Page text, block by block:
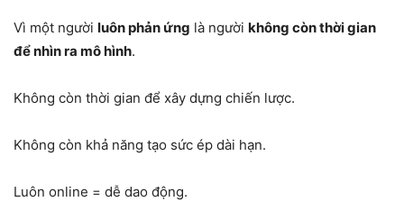
Vì một người luôn phản ứng là người không còn thời gian
để nhìn ra mô hình.
Không còn thời gian để xây dựng chiến lược.
Không còn khả năng tạo sức ép dài hạn.
Luôn online = dễ dao động.